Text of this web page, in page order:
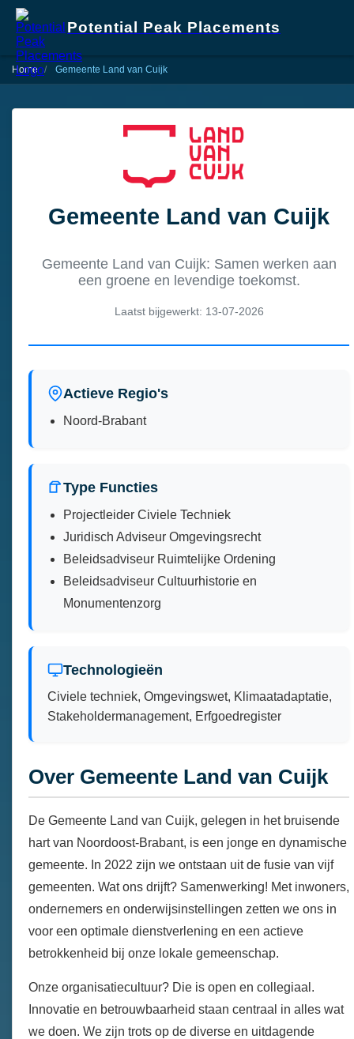
Potential Peak Placements
Home Gemeente Land van Cuijk
Gemeente Land van Cuijk
Gemeente Land van Cuijk: Samen werken aan
een groene en levendige toekomst.
Laatst bijgewerkt: 13-07-2026
Actieve Regio's
Noord-Brabant
Type Functies
Projectleider Civiele Techniek
Juridisch Adviseur Omgevingsrecht
Beleidsadviseur Ruimtelijke Ordening
Beleidsadviseur Cultuurhistorie en
Monumentenzorg
Technologieën
Civiele techniek, Omgevingswet, Klimaatadaptatie,
Stakeholdermanagement, Erfgoedregister
Over Gemeente Land van Cuijk
De Gemeente Land van Cuijk, gelegen in het bruisende
hart van Noordoost-Brabant, is een jonge en dynamische
gemeente. In 2022 zijn we ontstaan uit de fusie van vijf
gemeenten. Wat ons drijft? Samenwerking! Met inwoners,
ondernemers en onderwijsinstellingen zetten we ons in
voor een optimale dienstverlening en een actieve
betrokkenheid bij onze lokale gemeenschap.
Onze organisatiecultuur? Die is open en collegiaal.
Innovatie en betrouwbaarheid staan centraal in alles wat
we doen. We zijn trots op de diverse en uitdagende